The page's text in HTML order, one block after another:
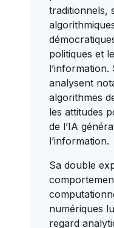
traditionnels,
politiques et
analysent
algorithmes
les attitudes
de l’IA
l’information.
Sa double
numériques
regard